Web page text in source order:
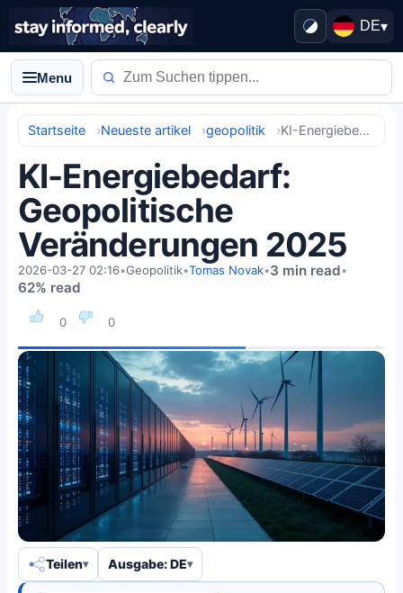
DE▾
Menu
Startseite Neueste artikel geopolitik KI-Energiebedarf: Geopolitische Veränderungen 2025
KI-Energiebedarf:
Geopolitische
Veränderungen 2025
0 0
2026-03-27 02:16•Geopolitik•Tomas Novak•3 min read•
62% read
Teilen Ausgabe: DE